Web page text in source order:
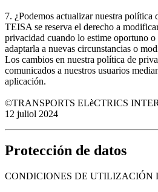
7. ¿Podemos actualizar nuestra política
TEISA se reserva el derecho a
privacidad cuando lo estime oportuno o
adaptarla a nuevas circunstancias o
Los cambios en nuestra política de
comunicados a nuestros usuarios
aplicación.
©TRANSPORTS ELèCTRICS
12 juliol 2024
Protección de datos
CONDICIONES DE UTILIZACIÓN